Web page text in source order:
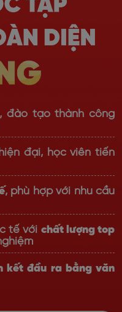
đào tạo thành công
hiện đại, học viên tiến
, phù hợp với nhu cầu
tế với chất lượng top
kết đầu ra bằng văn